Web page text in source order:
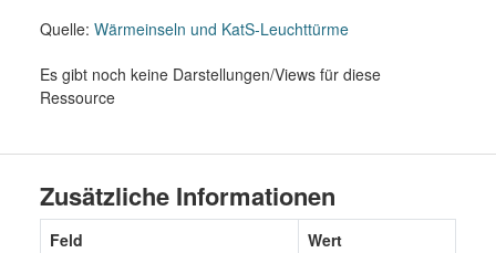
Quelle: Wärmeinseln und KatS-Leuchttürme
Es gibt noch keine Darstellungen/Views für diese
Ressource
Zusätzliche Informationen
Feld
Wert